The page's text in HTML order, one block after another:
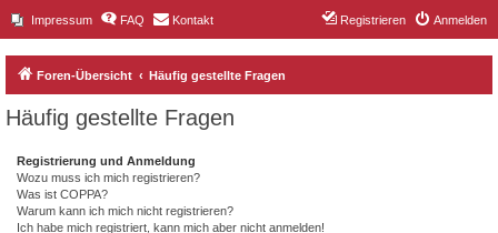
Impressum FAQ Kontakt Anmelden
Registrieren
Foren-Übersicht Häufig gestellte Fragen
Häufig gestellte Fragen
Registrierung und Anmeldung
Wozu muss ich mich registrieren?
Was ist COPPA?
Warum kann ich mich nicht registrieren?
Ich habe mich registriert, kann mich aber nicht anmelden!